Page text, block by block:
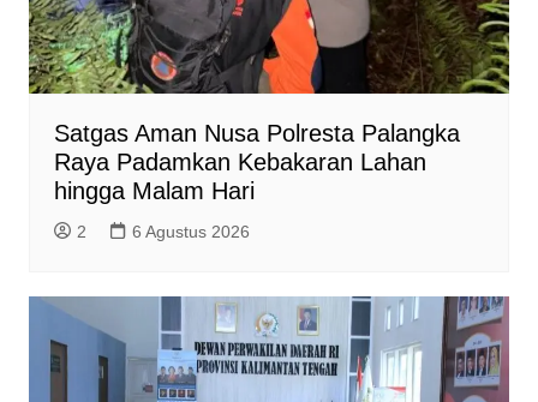
Satgas Aman Nusa Polresta Palangka
Raya Padamkan Kebakaran Lahan
hingga Malam Hari
2 6 Agustus 2026